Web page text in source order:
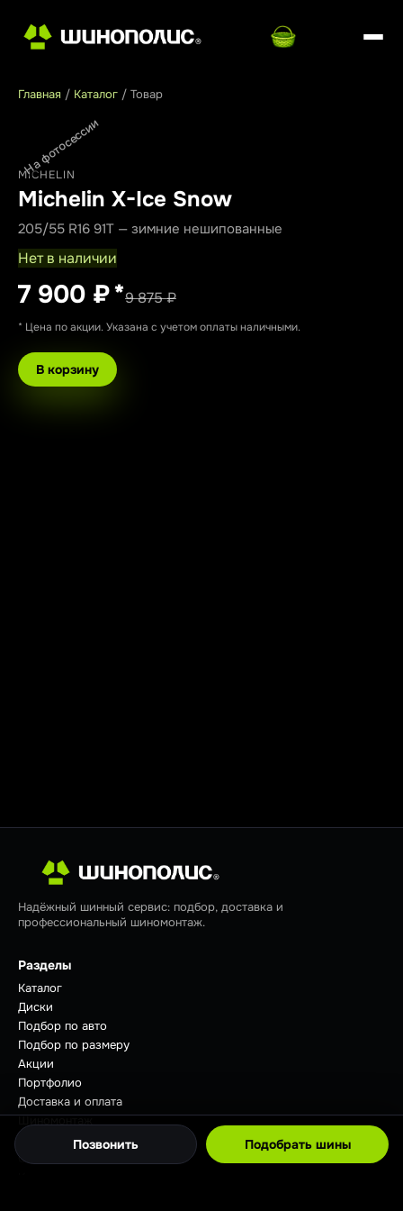
Главная / Каталог / Товар
На фотосессии
MICHELIN
Michelin X-Ice Snow
205/55 R16 91T — зимние нешипованные
Нет в наличии
7 900 ₽*9 875 ₽
* Цена по акции. Указана с учетом оплаты наличными.
В корзину
Позвонить Подобрать шины
Надёжный шинный сервис: подбор, доставка и
профессиональный шиномонтаж.
Разделы
Каталог
Диски
Подбор по авто
Подбор по размеру
Акции
Портфолио
Доставка и оплата
Шиномонтаж
Советы